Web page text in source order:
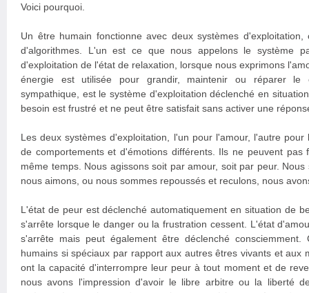
Voici pourquoi.
Un être humain fonctionne avec deux systèmes d'exploitation,
d'algorithmes. L'un est ce que nous appelons le système
d'exploitation de l'état de relaxation, lorsque nous exprimons
énergie est utilisée pour grandir, maintenir ou réparer le
sympathique, est le système d'exploitation déclenché en
besoin est frustré et ne peut être satisfait sans activer une
Les deux systèmes d'exploitation, l'un pour l'amour, l'autre
de comportements et d'émotions différents. Ils ne peuvent pas
même temps. Nous agissons soit par amour, soit par peur.
nous aimons, ou nous sommes repoussés et reculons, nous
L'état de peur est déclenché automatiquement en situation de
s'arrête lorsque le danger ou la frustration cessent. L'état
s'arrête mais peut également être déclenché
humains si spéciaux par rapport aux autres êtres vivants et aux
ont la capacité d'interrompre leur peur à tout moment et de
nous avons l'impression d'avoir le libre arbitre ou la liberté